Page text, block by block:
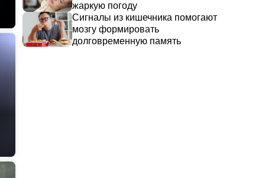
жаркую погоду
Сигналы из кишечника помогают
мозгу формировать
долговременную память